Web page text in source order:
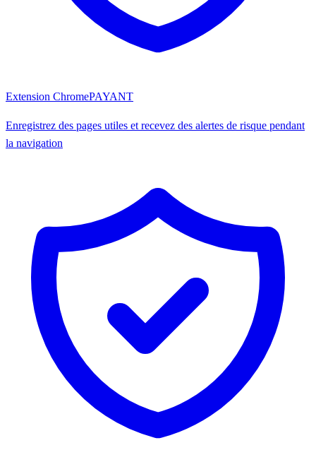
Extension ChromePAYANT
Enregistrez des pages utiles et recevez des alertes de risque pendant
la navigation